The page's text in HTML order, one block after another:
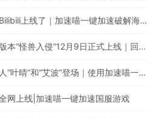
动画版《三体》已正式在Bilibili上线了｜加速喵一键加速破解海外地区限制
手游《金铲铲之战》全新版本“怪兽入侵“12月9日正式上线｜回国游戏加速器的最佳选择
像素手游《跃迁旅人》旅人“叶晴”和“艾波”登场｜使用加速喵一键加速国服游戏低延迟无卡顿
网上线|加速喵一键加速国服游戏